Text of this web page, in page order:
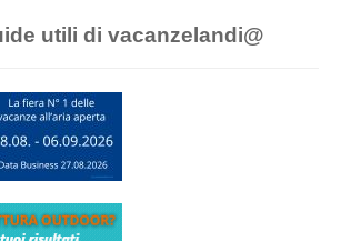
utili di vacanzelandi@